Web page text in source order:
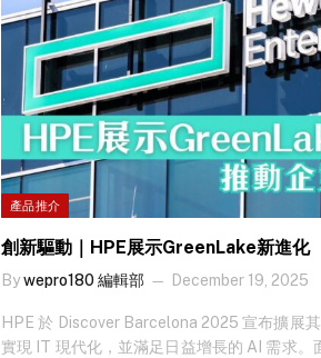
產品推介
創新驅動｜HPE展示GreenLake新進
Bywepro180 編輯部 December 19, 2025
HPE 於 Discover Barcelona 2025 宣布擴展
實現 IT 現代化，並滿足日益增長的 AI 需求